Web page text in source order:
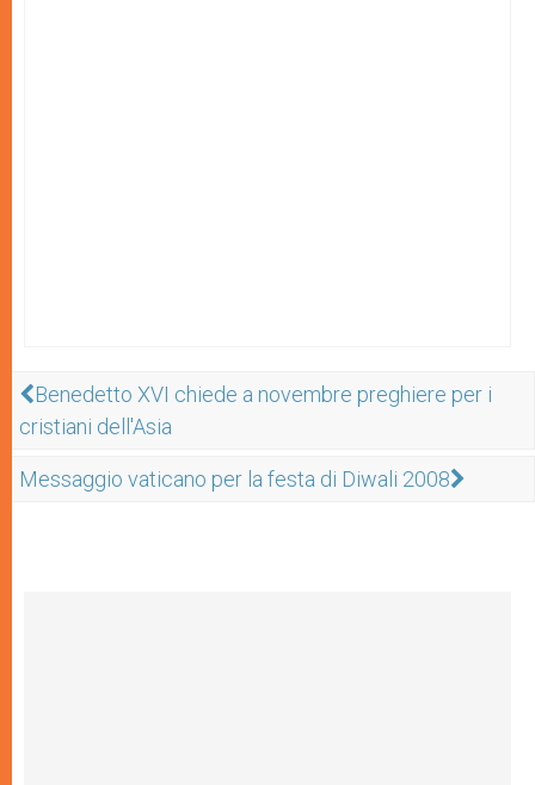
Benedetto XVI chiede a novembre preghiere per i
cristiani dell'Asia
Messaggio vaticano per la festa di Diwali 2008